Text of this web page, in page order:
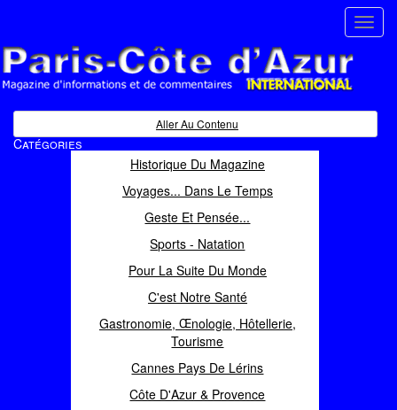
Magazine d'informations et de commentaires
Aller Au Contenu
Catégories
Historique Du Magazine
Voyages... Dans Le Temps
Geste Et Pensée...
Sports - Natation
Pour La Suite Du Monde
C'est Notre Santé
Gastronomie, Œnologie, Hôtellerie,
Tourisme
Cannes Pays De Lérins
Côte D'Azur & Provence